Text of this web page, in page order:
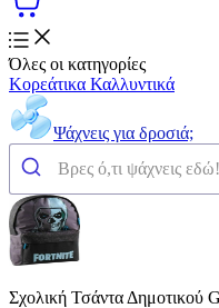
Όλες οι κατηγορίες
Κορεάτικα Καλλυντικά
Ψάχνεις για δροσιά;
Σχολική Τσάντα Δημοτικού